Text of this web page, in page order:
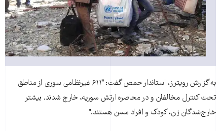
به گزارش رويترز، استاندار حمص گفت: "۶۱۱ غيرنظامی سوری از مناطق
تحت کنترل مخالفان و در محاصره ارتش سوريه، خارج شدند. بيشتر
خارج‌شدگان زن، کودک و افراد مسن هستند."